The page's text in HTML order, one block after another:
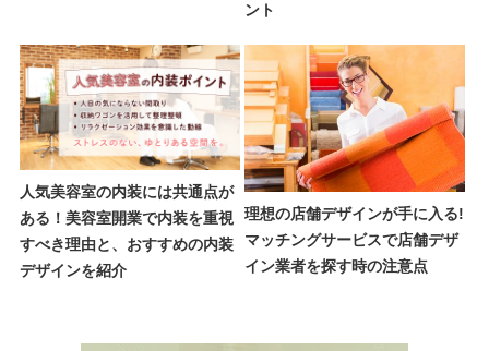
ント
人気美容室の内装には共通点が
ある！美容室開業で内装を重視
すべき理由と、おすすめの内装
デザインを紹介
理想の店舗デザインが手に入る!
マッチングサービスで店舗デザ
イン業者を探す時の注意点